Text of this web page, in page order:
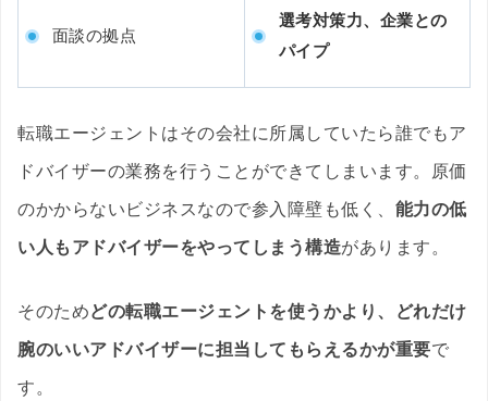
面談の拠点
選考対策力、企業との
パイプ
転職エージェントはその会社に所属していたら誰でもア
ドバイザーの業務を行うことができてしまいます。原価
のかからないビジネスなので参入障壁も低く、 能力の低
い人もアドバイザーをやってしまう構造があります。
そのためどの転職エージェントを使うかより、どれだけ
腕のいいアドバイザーに担当してもらえるかが重要で
す。